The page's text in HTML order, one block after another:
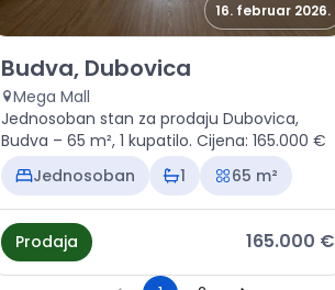
16. februar 2026.
Prodaja - Stan Budva, Dubovica
Budva, Dubovica
Mega Mall
Jednosoban stan za prodaju Dubovica,
Budva – 65 m², 1 kupatilo. Cijena: 165.000 €
Jednosoban
1 65 m²
Prodaja 165.000 €